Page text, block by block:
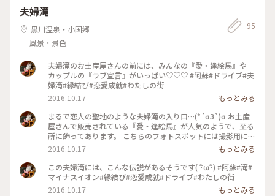
「もう米塚見られないー😭」と思って、がっかりしていたら、
行きほど近くではありませんが、米塚から少し離れた道を通る
ことができました！ また急に現れたので、慌ててスマホを連
写して撮りました📷 3枚目は草千里展望デッキから見下ろすか
たちで小さく見える米塚です。 : どの写真もちょっと小さめで
もの大好き、プリン大好きな私には米塚の形がプリン🍮に見え
てしまい、ずっと「プリン🍮だー！」と言ってました(笑) ずっ
と見ているとプリン🍮に見えませんか？(笑) : 📷2022.4.30 Sat.
: #ヒーリング旅 #Myことりっぷ #春風さんぽ #阿蘇 #ドライブ
#米塚 #みどり #自然 #癒される #プリンみたい #かわいい #フ
ォルム #草原 #初めての #熊本 #milkのミルキーな毎日
夫婦滝
黒川温泉・小国郷
風景・景色
95
夫婦滝のお土産屋さんの前には、みんなの『愛・逢絵馬』や
カップルの『ラブ宣言』がいっぱい♡♡♡ #阿蘇#ドライブ#夫
婦滝#縁結び#恋愛成就#わたしの街
2016.10.17
もっとみる
まるで恋人の聖地のような夫婦滝の入り口…(*´σЗ`)σ お土産
屋さんで販売されている『愛・逢絵馬』が人気のようで、至る
所に飾ってあります。 こちらのフォトスポットには撮影用に手
作り感溢れるカメラ台&フォトプロップスも用意されていまし
た♡ #阿蘇#ドライブ#夫婦滝#縁結び#恋愛成就#わたしの街
2016.10.17
もっとみる
この夫婦滝には、こんな伝説があるそうです( ･ิω･ิ) #阿蘇#滝#
マイナスイオン#縁結び#恋愛成就#ドライブ#わたしの街
2016.10.17
もっとみる